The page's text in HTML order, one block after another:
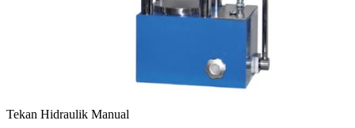
Tekan Hidraulik Manual